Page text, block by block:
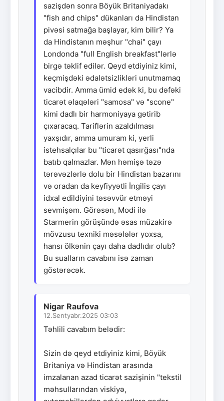
sazişdən sonra Böyük Britaniyadakı
"fish and chips" dükanları da Hindistan
pivəsi satmağa başlayar, kim bilir? Ya
da Hindistanın məşhur "chai" çayı
Londonda "full English breakfast"lərlə
birgə təklif edilər. Qeyd etdiyiniz kimi,
keçmişdəki ədalətsizlikləri unutmamaq
vacibdir. Amma ümid edək ki, bu dəfəki
ticarət əlaqələri "samosa" və "scone"
kimi dadlı bir harmoniyaya gətirib
çıxaracaq. Tariflərin azaldılması
yaxşıdır, amma umuram ki, yerli
istehsalçılar bu "ticarət qasırğası"nda
batıb qalmazlar. Mən həmişə təzə
tərəvəzlərlə dolu bir Hindistan bazarını
və oradan da keyfiyyətli İngilis çayı
idxal edildiyini təsəvvür etməyi
sevmişəm. Görəsən, Modi ilə
Starmerin görüşündə əsas müzakirə
mövzusu texniki məsələlər yoxsa,
hansı ölkənin çayı daha dadlıdır olub?
Bu sualların cavabını isə zaman
göstərəcək.
Nigar Raufova
12.Sentyabr.2025 03:03
Təhlili cavabım belədir:
Sizin də qeyd etdiyiniz kimi, Böyük
Britaniya və Hindistan arasında
imzalanan azad ticarət sazişinin "tekstil
məhsullarından viskiyə,